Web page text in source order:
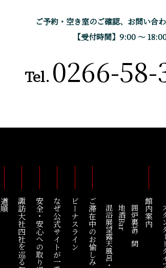
ご予約・空き室のご確認、 お問い合
【受付時間】9:00 〜
Tel. 0266-58-
スタ
館内案内
囲炉裏茶の間
地酒Bar
混浴展望露天風呂・綿雫
ご滞在中のお愉しみ
ビーナスライン
安全・安心への取り組み
諏訪大社四社を巡る
道順